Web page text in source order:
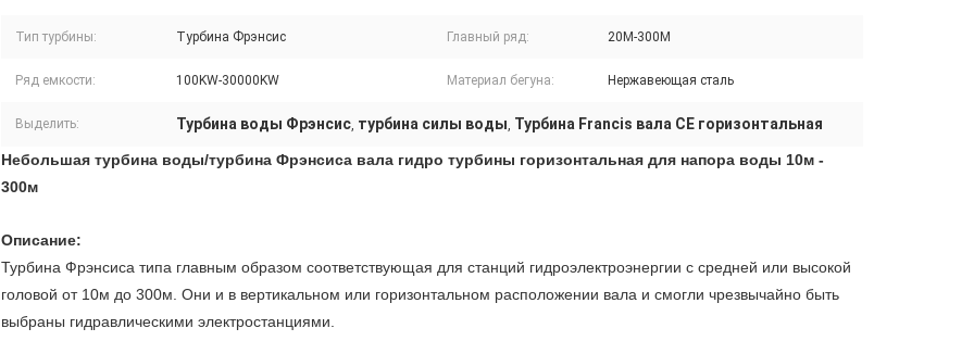
Тип турбины: Турбина Фрэнсис Главный ряд: 20M-300M
Ряд емкости: 100KW-30000KW Материал бегуна: Нержавеющая сталь
Выделить: Турбина воды Фрэнсис, турбина силы воды, Турбина Francis вала CE горизонтальная
Небольшая турбина воды/турбина Фрэнсиса вала гидро турбины горизонтальная для напора воды 10м -
300м
Описание:
Турбина Фрэнсиса типа главным образом соответствующая для станций гидроэлектроэнергии с средней или высокой
головой от 10м до 300м. Они и в вертикальном или горизонтальном расположении вала и смогли чрезвычайно быть
выбраны гидравлическими электростанциями.